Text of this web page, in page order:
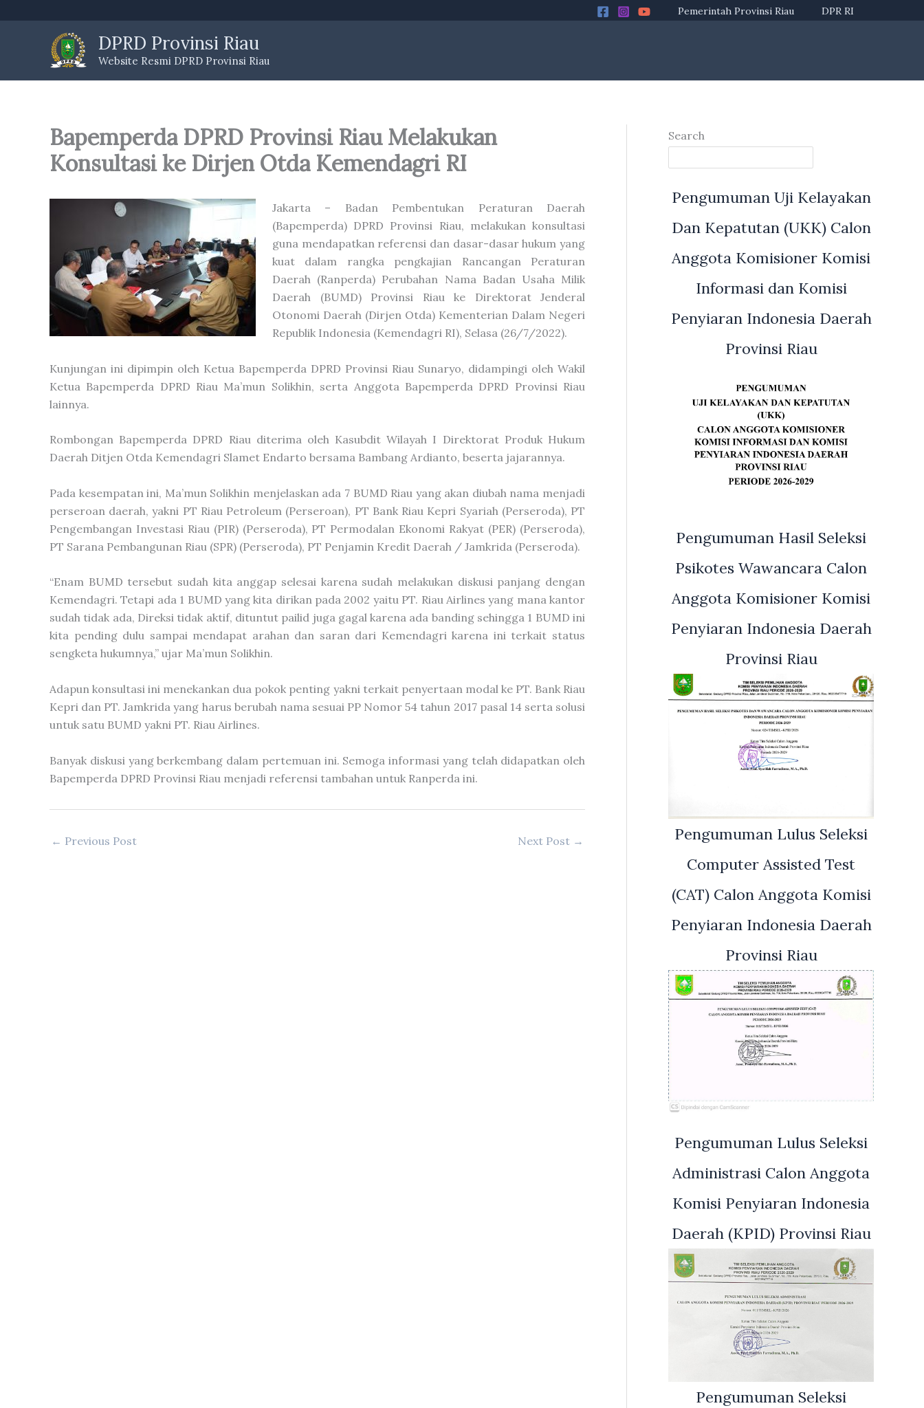
Pemerintah Provinsi Riau DPR RI
DPRD Provinsi Riau
Website Resmi DPRD Provinsi Riau
Bapemperda DPRD Provinsi Riau Melakukan
Konsultasi ke Dirjen Otda Kemendagri RI
Jakarta – Badan Pembentukan Peraturan Daerah
(Bapemperda) DPRD Provinsi Riau, melakukan konsultasi
guna mendapatkan referensi dan dasar-dasar hukum yang
kuat dalam rangka pengkajian Rancangan Peraturan
Daerah (Ranperda) Perubahan Nama Badan Usaha Milik
Daerah (BUMD) Provinsi Riau ke Direktorat Jenderal
Otonomi Daerah (Dirjen Otda) Kementerian Dalam Negeri
Republik Indonesia (Kemendagri RI), Selasa (26/7/2022).
Kunjungan ini dipimpin oleh Ketua Bapemperda DPRD Provinsi Riau Sunaryo, didampingi oleh Wakil
Ketua Bapemperda DPRD Riau Ma’mun Solikhin, serta Anggota Bapemperda DPRD Provinsi Riau
lainnya.
Rombongan Bapemperda DPRD Riau diterima oleh Kasubdit Wilayah I Direktorat Produk Hukum
Daerah Ditjen Otda Kemendagri Slamet Endarto bersama Bambang Ardianto, beserta jajarannya.
Pada kesempatan ini, Ma’mun Solikhin menjelaskan ada 7 BUMD Riau yang akan diubah nama menjadi
perseroan daerah, yakni PT Riau Petroleum (Perseroan), PT Bank Riau Kepri Syariah (Perseroda), PT
Pengembangan Investasi Riau (PIR) (Perseroda), PT Permodalan Ekonomi Rakyat (PER) (Perseroda),
PT Sarana Pembangunan Riau (SPR) (Perseroda), PT Penjamin Kredit Daerah / Jamkrida (Perseroda).
“Enam BUMD tersebut sudah kita anggap selesai karena sudah melakukan diskusi panjang dengan
Kemendagri. Tetapi ada 1 BUMD yang kita dirikan pada 2002 yaitu PT. Riau Airlines yang mana kantor
sudah tidak ada, Direksi tidak aktif, dituntut pailid juga gagal karena ada banding sehingga 1 BUMD ini
kita pending dulu sampai mendapat arahan dan saran dari Kemendagri karena ini terkait status
sengketa hukumnya,” ujar Ma’mun Solikhin.
Adapun konsultasi ini menekankan dua pokok penting yakni terkait penyertaan modal ke PT. Bank Riau
Kepri dan PT. Jamkrida yang harus berubah nama sesuai PP Nomor 54 tahun 2017 pasal 14 serta solusi
untuk satu BUMD yakni PT. Riau Airlines.
Banyak diskusi yang berkembang dalam pertemuan ini. Semoga informasi yang telah didapatkan oleh
Bapemperda DPRD Provinsi Riau menjadi referensi tambahan untuk Ranperda ini.
← Previous Post Next Post →
Search
Pengumuman Uji Kelayakan
Dan Kepatutan (UKK) Calon
Anggota Komisioner Komisi
Informasi dan Komisi
Penyiaran Indonesia Daerah
Provinsi Riau
Pengumuman Hasil Seleksi
Psikotes Wawancara Calon
Anggota Komisioner Komisi
Penyiaran Indonesia Daerah
Provinsi Riau
Pengumuman Lulus Seleksi
Computer Assisted Test
(CAT) Calon Anggota Komisi
Penyiaran Indonesia Daerah
Provinsi Riau
Pengumuman Lulus Seleksi
Administrasi Calon Anggota
Komisi Penyiaran Indonesia
Daerah (KPID) Provinsi Riau
Pengumuman Seleksi